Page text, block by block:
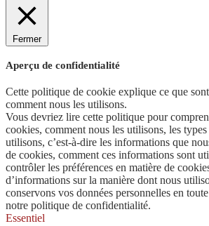
Fermer
Aperçu de confidentialité
Cette politique de cookie explique ce que
comment nous les utilisons.
Vous devriez lire cette politique pour
cookies, comment nous les utilisons, les
utilisons, c’est-à-dire les informations que
de cookies, comment ces informations sont
contrôler les préférences en matière de
d’informations sur la manière dont nous
conservons vos données personnelles en
notre politique de confidentialité.
Essentiel